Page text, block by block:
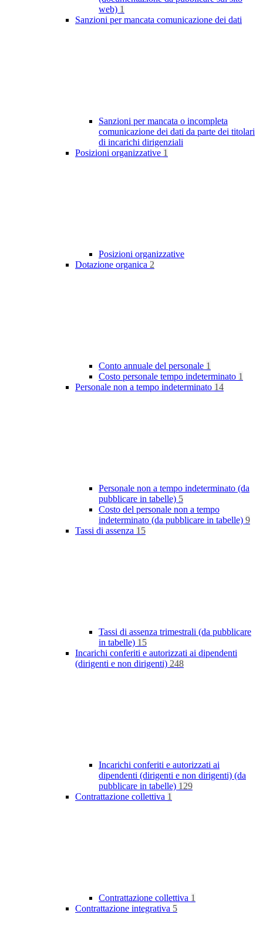
web) 1
Sanzioni per mancata comunicazione dei dati
Sanzioni per mancata o incompleta
comunicazione dei dati da parte dei titolari
di incarichi dirigenziali
Posizioni organizzative 1
Posizioni organizzative
Dotazione organica 2
Conto annuale del personale 1
Costo personale tempo indeterminato 1
Personale non a tempo indeterminato 14
Personale non a tempo indeterminato (da
pubblicare in tabelle) 5
Costo del personale non a tempo
indeterminato (da pubblicare in tabelle) 9
Tassi di assenza 15
Tassi di assenza trimestrali (da pubblicare
in tabelle) 15
Incarichi conferiti e autorizzati ai dipendenti
(dirigenti e non dirigenti) 248
Incarichi conferiti e autorizzati ai
dipendenti (dirigenti e non dirigenti) (da
pubblicare in tabelle) 129
Contrattazione collettiva 1
Contrattazione collettiva 1
Contrattazione integrativa 5